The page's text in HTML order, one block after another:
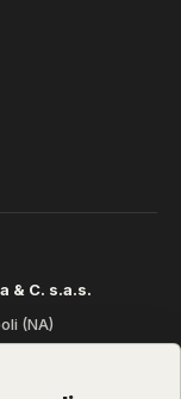
& C. s.a.s.
(NA)